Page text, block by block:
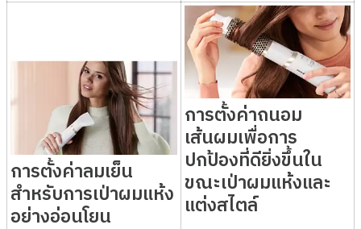
การตั้งค่าลมเย็น
สำหรับการเป่าผมแห้ง
อย่างอ่อนโยน
การตั้งค่าถนอม
เส้นผมเพื่อการ
ปกป้องที่ดียิ่งขึ้นใน
ขณะเป่าผมแห้งและ
แต่งสไตล์